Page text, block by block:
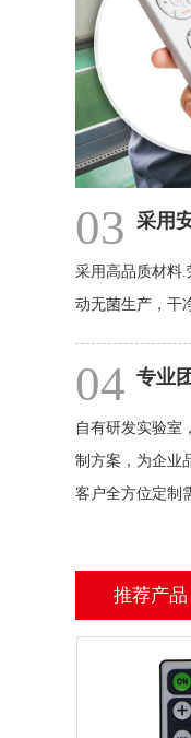
03 采用
采用高品质材料
动无菌生产，干
04 专业
自有研发实验室
制方案，为企业
客户全方位定制
推荐产品